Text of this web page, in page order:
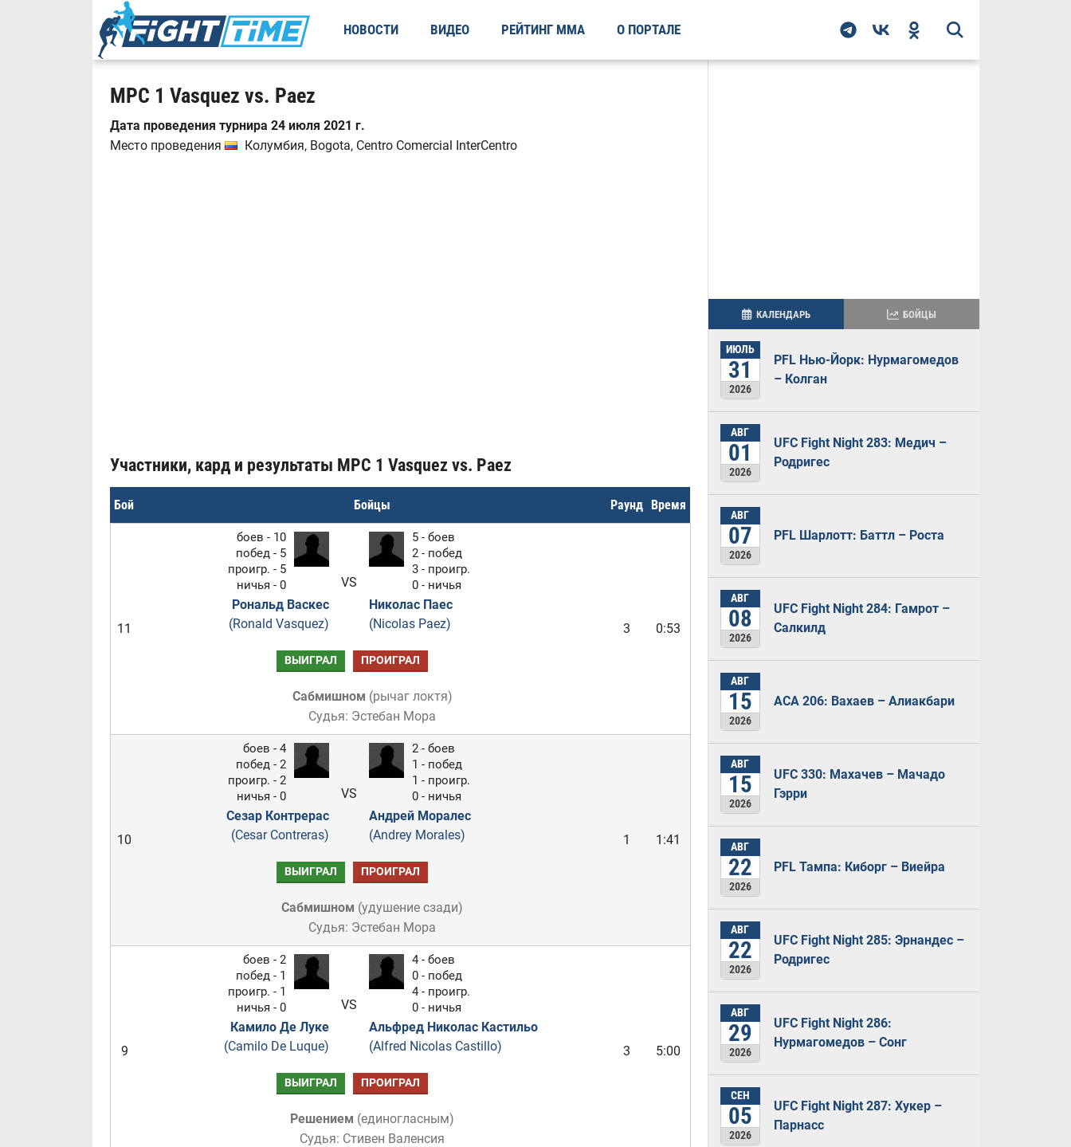
НОВОСТИ ВИДЕО РЕЙТИНГ ММА О ПОРТАЛЕ
MPC 1 Vasquez vs. Paez
Дата проведения турнира 24 июля 2021 г.
Место проведения
Колумбия, Bogota, Centro Comercial InterCentro
Участники, кард и результаты MPC 1 Vasquez vs. Paez
Бой Бойцы Раунд Время
11
боев - 10
побед - 5
проигр. - 5
ничья - 0
Рональд Васкес
(Ronald Vasquez)
VS
5 - боев
2 - побед
3 - проигр.
0 - ничья
Николас Паес
(Nicolas Paez)
3 0:53
ВЫИГРАЛ ПРОИГРАЛ
Сабмишном (рычаг локтя)
Судья: Эстебан Мора
10
боев - 4
побед - 2
проигр. - 2
ничья - 0
Сезар Контрерас
(Cesar Contreras)
VS
2 - боев
1 - побед
1 - проигр.
0 - ничья
Андрей Моралес
(Andrey Morales)
1 1:41
ВЫИГРАЛ ПРОИГРАЛ
Сабмишном (удушение сзади)
Судья: Эстебан Мора
9
боев - 2
побед - 1
проигр. - 1
ничья - 0
Камило Де Луке
(Camilo De Luque)
VS
4 - боев
0 - побед
4 - проигр.
0 - ничья
Альфред Николас Кастильо
(Alfred Nicolas Castillo)
3 5:00
ВЫИГРАЛ ПРОИГРАЛ
Решением (единогласным)
Судья: Стивен Валенсия
КАЛЕНДАРЬ БОЙЦЫ
ИЮЛЬ
31
2026
PFL Нью-Йорк: Нурмагомедов
– Колган
АВГ
01
2026
UFC Fight Night 283: Медич –
Родригес
АВГ
07
2026
PFL Шарлотт: Баттл – Роста
АВГ
08
2026
UFC Fight Night 284: Гамрот –
Салкилд
АВГ
15
2026
ACA 206: Вахаев – Алиакбари
АВГ
15
2026
UFC 330: Махачев – Мачадо
Гэрри
АВГ
22
2026
PFL Тампа: Киборг – Виейра
АВГ
22
2026
UFC Fight Night 285: Эрнандес –
Родригес
АВГ
29
2026
UFC Fight Night 286:
Нурмагомедов – Сонг
СЕН
05
2026
UFC Fight Night 287: Хукер –
Парнасс